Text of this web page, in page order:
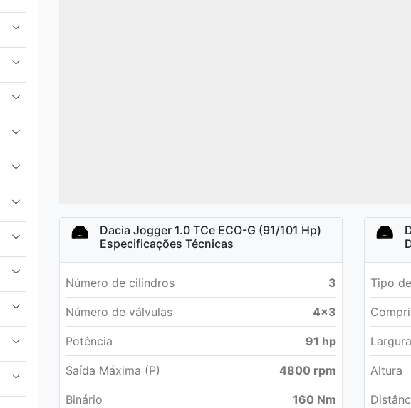
Dacia Jogger 1.0 TCe ECO-G (91/101 Hp)
Especificações Técnicas
Número de cilindros 3
Número de válvulas 4x3
Potência 91 hp
Saída Máxima (P) 4800 rpm
Binário 160 Nm
Tipo
Largura
Altura